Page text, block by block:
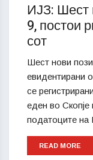
ИЈЗ: Шест
9, постои
сот
Шест нови
евидентирани
се
еден во
податоците на
READ MORE